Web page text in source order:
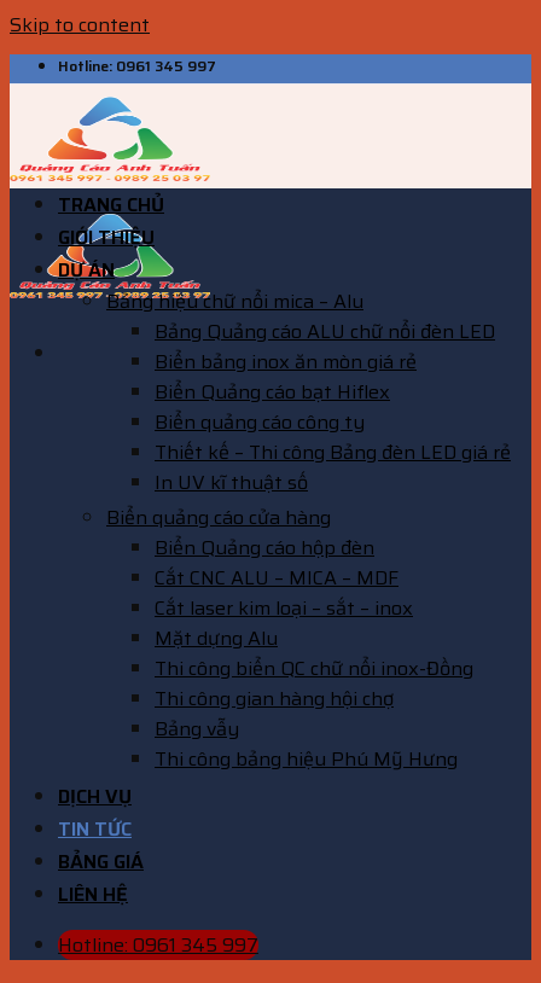
Skip to content
Hotline: 0961 345 997
TRANG CHỦ
GIỚI THIỆU
DỰ ÁN
Bảng hiệu chữ nổi mica – Alu
Bảng Quảng cáo ALU chữ nổi đèn LED
Biển bảng inox ăn mòn giá rẻ
Biển Quảng cáo bạt Hiflex
Biển quảng cáo công ty
Thiết kế – Thi công Bảng đèn LED giá rẻ
In UV kĩ thuật số
Biển quảng cáo cửa hàng
Biển Quảng cáo hộp đèn
Cắt CNC ALU – MICA – MDF
Cắt laser kim loại – sắt – inox
Mặt dựng Alu
Thi công biển QC chữ nổi inox-Đồng
Thi công gian hàng hội chợ
Bảng vẫy
Thi công bảng hiệu Phú Mỹ Hưng
DỊCH VỤ
TIN TỨC
BẢNG GIÁ
LIÊN HỆ
Hotline: 0961 345 997